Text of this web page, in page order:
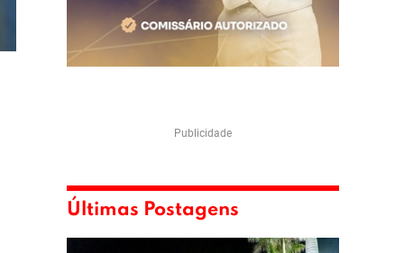
Publicidade
Últimas Postagens